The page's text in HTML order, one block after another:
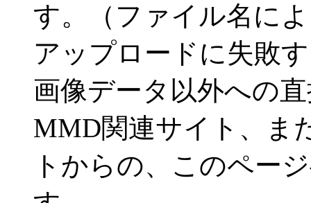
す。（ファイル名に
アップロードに失敗
画像データ以外への
MMD関連サイト、ま
トからの、このペー